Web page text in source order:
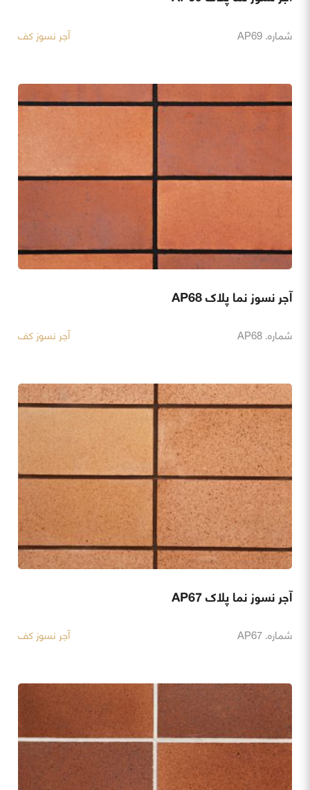
شماره. AP69 آجر نسوز کف
آجر نسوز نما پلاک AP68
شماره. AP68 آجر نسوز کف
آجر نسوز نما پلاک AP67
شماره. AP67 آجر نسوز کف